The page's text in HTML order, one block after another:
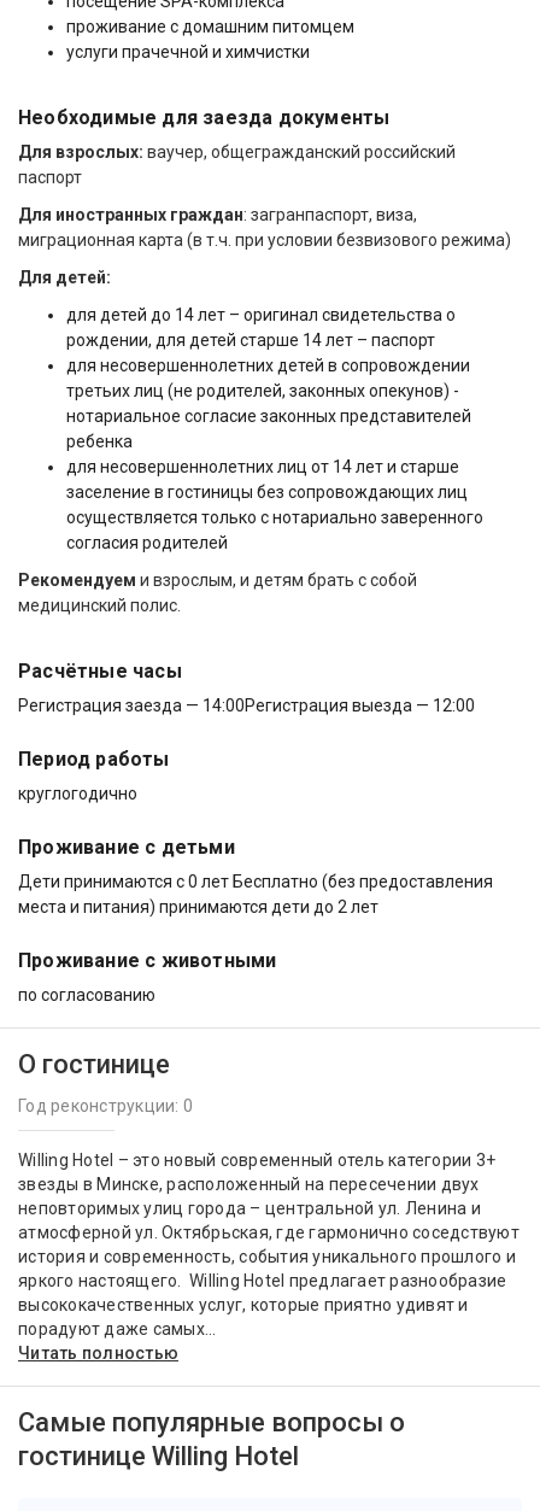
проживание с домашним питомцем
услуги прачечной и химчистки
Необходимые для заезда документы
Для взрослых: ваучер, общегражданский российский
паспорт
Для иностранных граждан: загранпаспорт, виза,
миграционная карта (в т.ч. при условии безвизового режима)
Для детей:
для детей до 14 лет – оригинал свидетельства о
рождении, для детей старше 14 лет – паспорт
для несовершеннолетних детей в сопровождении
третьих лиц (не родителей, законных опекунов) -
нотариальное согласие законных представителей
ребенка
для несовершеннолетних лиц от 14 лет и старше
заселение в гостиницы без сопровождающих лиц
осуществляется только с нотариально заверенного
согласия родителей
Рекомендуем и взрослым, и детям брать с собой
медицинский полис.
Расчётные часы
Регистрация заезда — 14:00Регистрация выезда — 12:00
Период работы
круглогодично
Проживание с детьми
Дети принимаются с 0 лет Бесплатно (без предоставления
места и питания) принимаются дети до 2 лет
Проживание с животными
по согласованию
О гостинице
Год реконструкции: 0
Willing Hotel – это новый современный отель категории 3+
звезды в Минске, расположенный на пересечении двух
неповторимых улиц города – центральной ул. Ленина и
атмосферной ул. Октябрьская, где гармонично соседствуют
история и современность, события уникального прошлого и
яркого настоящего. Willing Hotel предлагает разнообразие
высококачественных услуг, которые приятно удивят и
порадуют даже самых...
Читать полностью
Самые популярные вопросы о
гостинице Willing Hotel